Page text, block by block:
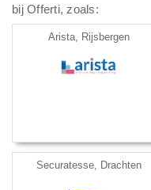
bij Offerti, zoals:
Arista, Rijsbergen
Securatesse, Drachten